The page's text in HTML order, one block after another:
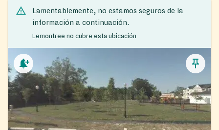
Lamentablemente, no estamos seguros de la
información a continuación.
Lemontree no cubre esta ubicación